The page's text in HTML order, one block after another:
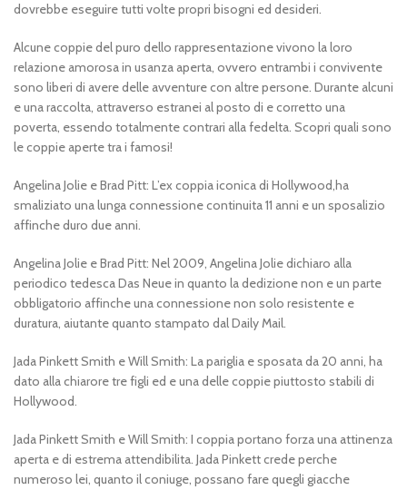
dovrebbe eseguire tutti volte propri bisogni ed desideri.
Alcune coppie del puro dello rappresentazione vivono la loro
relazione amorosa in usanza aperta, ovvero entrambi i convivente
sono liberi di avere delle avventure con altre persone. Durante alcuni
e una raccolta, attraverso estranei al posto di e corretto una
poverta, essendo totalmente contrari alla fedelta. Scopri quali sono
le coppie aperte tra i famosi!
Angelina Jolie e Brad Pitt: L’ex coppia iconica di Hollywood,ha
smaliziato una lunga connessione continuita 11 anni e un sposalizio
affinche duro due anni.
Angelina Jolie e Brad Pitt: Nel 2009, Angelina Jolie dichiaro alla
periodico tedesca Das Neue in quanto la dedizione non e un parte
obbligatorio affinche una connessione non solo resistente e
duratura, aiutante quanto stampato dal Daily Mail.
Jada Pinkett Smith e Will Smith: La pariglia e sposata da 20 anni, ha
dato alla chiarore tre figli ed e una delle coppie piuttosto stabili di
Hollywood.
Jada Pinkett Smith e Will Smith: I coppia portano forza una attinenza
aperta e di estrema attendibilita. Jada Pinkett crede perche
numeroso lei, quanto il coniuge, possano fare quegli giacche